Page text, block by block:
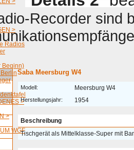
>
Radios
Beginn)
>
>
WGF
Recorder sind
Saba Meersburg W4
Modell: Meersburg W4
Herstellungsjahr: 1954
Beschreibung
Tischgerät als Mittelklasse-Super mit